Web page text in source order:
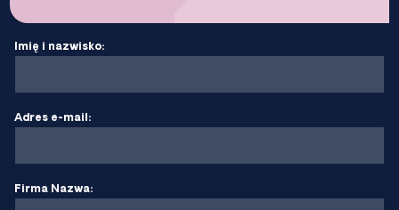
Imię i nazwisko:
Adres e-mail:
Firma Nazwa: